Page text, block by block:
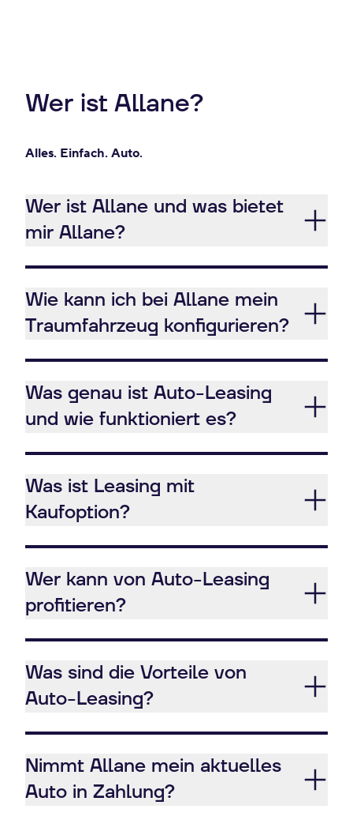
Wer ist Allane?
Alles. Einfach. Auto.
Wer ist Allane und was bietet
mir Allane?
Wie kann ich bei Allane mein
Traumfahrzeug konfigurieren?
Was genau ist Auto-Leasing
und wie funktioniert es?
Was ist Leasing mit
Kaufoption?
Wer kann von Auto-Leasing
profitieren?
Was sind die Vorteile von
Auto-Leasing?
Nimmt Allane mein aktuelles
Auto in Zahlung?